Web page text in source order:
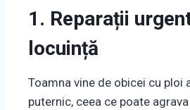
1. Reparații
locuință
Toamna vine de obicei cu ploi
puternic, ceea ce poate